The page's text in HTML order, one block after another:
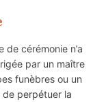
cérémonie n’a
par un maître
funèbres ou un
perpétuer la